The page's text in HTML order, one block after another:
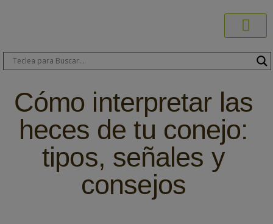
Cómo interpretar las
heces de tu conejo:
tipos, señales y
consejos